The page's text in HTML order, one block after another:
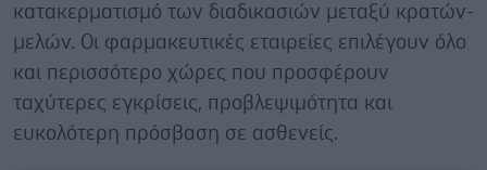
κατακερματισμό των διαδικασιών μεταξύ κρατών-
μελών. Οι φαρμακευτικές εταιρείες επιλέγουν όλο
και περισσότερο χώρες που προσφέρουν
ταχύτερες εγκρίσεις, προβλεψιμότητα και
ευκολότερη πρόσβαση σε ασθενείς.